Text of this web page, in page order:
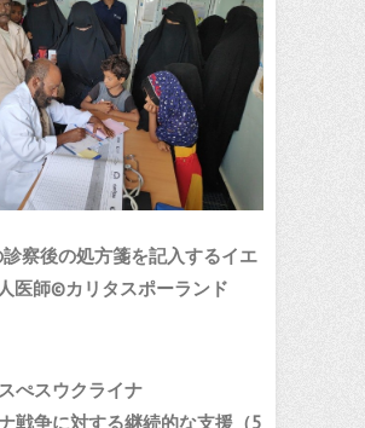
察後の処方箋を記入するイエ
医師©カリタスポーランド
ぺスウクライナ
戦争に対する継続的な支援（5